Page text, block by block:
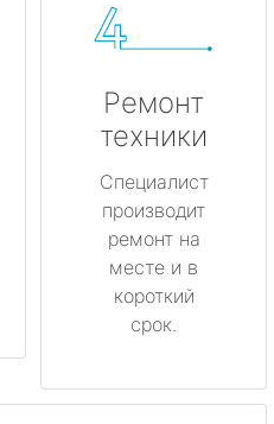
Ремонт
техники
Специалист
производит
ремонт на
месте и в
короткий
срок.